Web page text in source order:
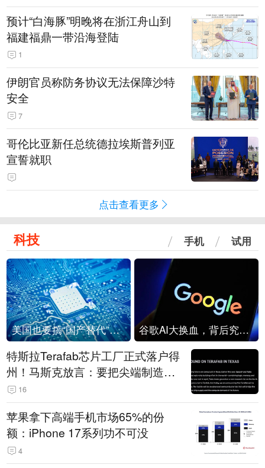
预计“白海豚”明晚将在浙江舟山到
福建福鼎一带沿海登陆
1
伊朗官员称防务协议无法保障沙特
安全
7
哥伦比亚新任总统德拉埃斯普列亚
宣誓就职
点击查看更多
科技 手机 试用
美国也要搞“国产替代”？先算清三笔账 谷歌AI大换血，背后究竟发生了什么？
特斯拉Terafab芯片工厂正式落户得
州！马斯克放言：要把尖端制造带
回美国
16
苹果拿下高端手机市场65%的份
额：iPhone 17系列功不可没
4